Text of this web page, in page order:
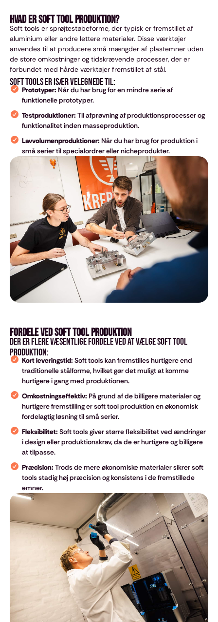
Hvad er Soft Tool produktion?
Soft tools er sprøjtestøbeforme, der typisk er fremstillet af
aluminium eller andre lettere materialer. Disse værktøjer
anvendes til at producere små mængder af plastemner uden
de store omkostninger og tidskrævende processer, der er
forbundet med hårde værktøjer fremstillet af stål.
Soft tools er især velegnede til:
Prototyper: Når du har brug for en mindre serie af
funktionelle prototyper.
Testproduktioner: Til afprøvning af produktionsprocesser og
funktionalitet inden masseproduktion.
Lavvolumenproduktioner: Når du har brug for produktion i
små serier til specialordrer eller nicheprodukter.
Fordele ved Soft Tool produktion
Der er flere væsentlige fordele ved at vælge soft tool
produktion:
Kort leveringstid: Soft tools kan fremstilles hurtigere end
traditionelle stålforme, hvilket gør det muligt at komme
hurtigere i gang med produktionen.
Omkostningseffektiv: På grund af de billigere materialer og
hurtigere fremstilling er soft tool produktion en økonomisk
fordelagtig løsning til små serier.
Fleksibilitet: Soft tools giver større fleksibilitet ved ændringer
i design eller produktionskrav, da de er hurtigere og billigere
at tilpasse.
Præcision: Trods de mere økonomiske materialer sikrer soft
tools stadig høj præcision og konsistens i de fremstillede
emner.